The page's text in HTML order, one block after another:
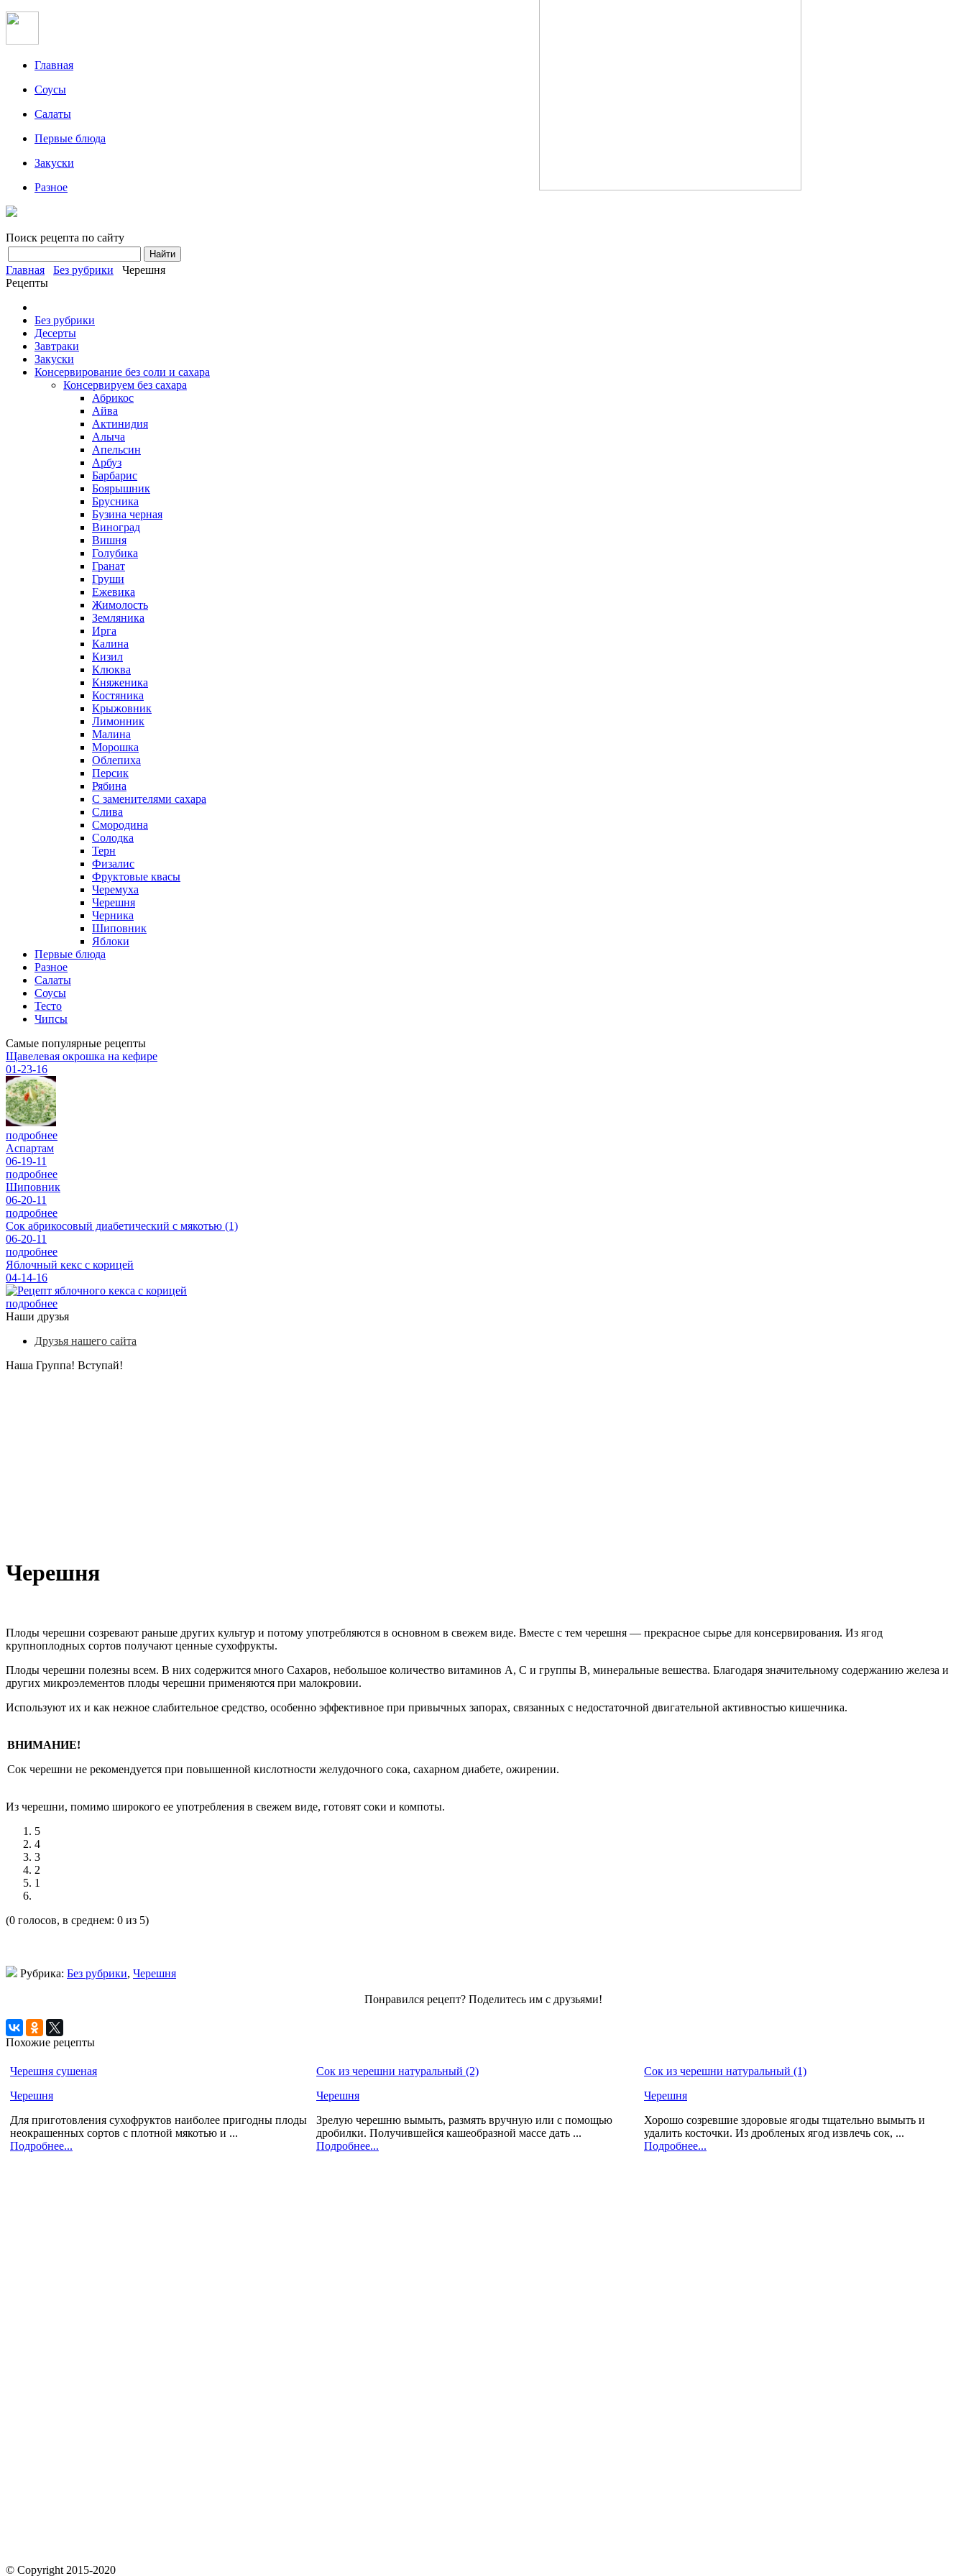
Главная
Соусы
Салаты
Первые блюда
Закуски
Разное
Поиск рецепта по сайту
Главная Без рубрики
Черешня
Рецепты
Без рубрики
Десерты
Завтраки
Закуски
Консервирование без соли и сахара
Консервируем без сахара
Абрикос
Айва
Актинидия
Алыча
Апельсин
Арбуз
Барбарис
Боярышник
Брусника
Бузина черная
Виноград
Вишня
Голубика
Гранат
Груши
Ежевика
Жимолость
Земляника
Ирга
Калина
Кизил
Клюква
Княженика
Костяника
Крыжовник
Лимонник
Малина
Морошка
Облепиха
Персик
Рябина
С заменителями сахара
Слива
Смородина
Солодка
Терн
Физалис
Фруктовые квасы
Черемуха
Черешня
Черника
Шиповник
Яблоки
Первые блюда
Разное
Салаты
Соусы
Тесто
Чипсы
Самые популярные рецепты
Щавелевая окрошка на кефире
01-23-16
подробнее
Аспартам
06-19-11
подробнее
Шиповник
06-20-11
подробнее
Сок абрикосовый диабетический с мякотью (1)
06-20-11
подробнее
Яблочный кекс с корицей
04-14-16
подробнее
Наши друзья
Друзья нашего сайта
Наша Группа! Вступай!
Черешня
Плоды черешни созревают раньше других культур и потому употребляются в основном в свежем виде. Вместе с тем черешня — прекрасное сырье для консервирования. Из ягод
крупноплодных сортов получают ценные сухофрукты.
Плоды черешни полезны всем. В них содержится много Сахаров, небольшое количество витаминов А, С и группы В, минеральные вешества. Благодаря значительному содержанию железа и
других микроэлементов плоды черешни применяются при малокровии.
Используют их и как нежное слабительное средство, особенно эффективное при привычных запорах, связанных с недостаточной двигательной активностью кишечника.
ВНИМАНИЕ!
Сок черешни не рекомендуется при повышенной кислотности желудочного сока, сахарном диабете, ожирении.
Из черешни, помимо широкого ее употребления в свежем виде, готовят соки и компоты.
5
4
3
2
1
(0 голосов, в среднем: 0 из 5)
Рубрика: Без рубрики, Черешня
Понравился рецепт? Поделитесь им с друзьями!
Похожие рецепты
Черешня сушеная
Черешня
Для приготовления сухофруктов наиболее пригодны плоды
неокрашенных сортов с плотной мякотью и ...
Подробнее...
Сок из черешни натуральный (2)
Черешня
Зрелую черешню вымыть, размять вручную или с помощью
дробилки. Получившейся кашеобразной массе дать ...
Подробнее...
Сок из черешни натуральный (1)
Черешня
Хорошо созревшие здоровые ягоды тщательно вымыть и
удалить косточки. Из дробленых ягод извлечь сок, ...
Подробнее...
© Copyright 2015-2020